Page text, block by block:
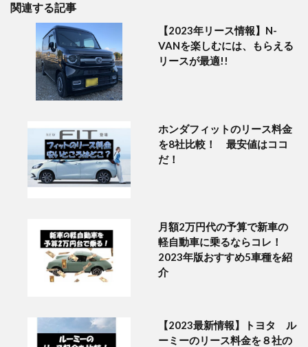
関連する記事
【2023年リース情報】N-
VANを楽しむには、もらえる
リースが最適!!
ホンダフィットのリース料金
を8社比較！ 最安値はココ
だ！
月額2万円代の予算で新車の
軽自動車に乗るならコレ！
2023年版おすすめ5車種を紹
介
【2023最新情報】トヨタ ル
ーミーのリース料金を８社の